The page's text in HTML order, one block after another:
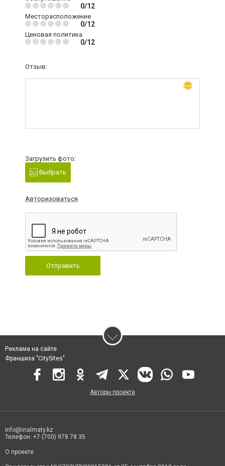
0/12
Месторасположение
0/12
Ценовая политика
0/12
Отзыв:
Загрузить фото:
Выбрать
Авторизоваться
Отправить
Реклама на сайте
Франшиза "CitySites"
Авторы проекта
info@inalmaty.kz
Телефон: +7 (700) 978 78 35
О проекте